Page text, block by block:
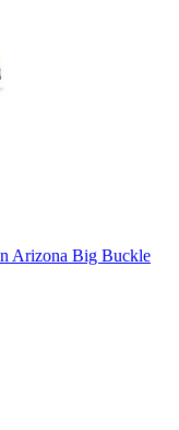
Arizona Big Buckle